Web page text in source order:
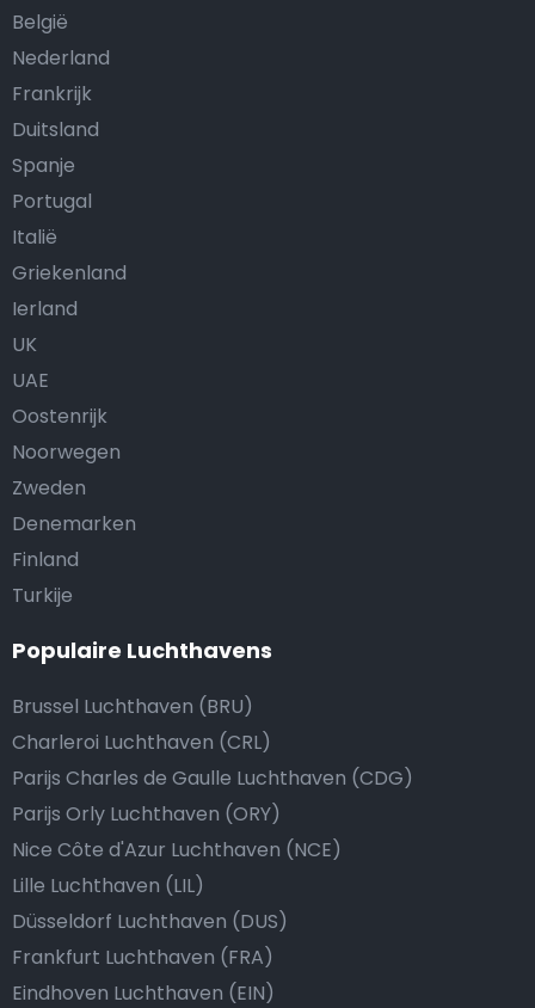
België
Nederland
Frankrijk
Duitsland
Spanje
Portugal
Italië
Griekenland
Ierland
UK
UAE
Oostenrijk
Noorwegen
Zweden
Denemarken
Finland
Turkije
Populaire Luchthavens
Brussel Luchthaven (BRU)
Charleroi Luchthaven (CRL)
Parijs Charles de Gaulle Luchthaven (CDG)
Parijs Orly Luchthaven (ORY)
Nice Côte d'Azur Luchthaven (NCE)
Lille Luchthaven (LIL)
Düsseldorf Luchthaven (DUS)
Frankfurt Luchthaven (FRA)
Eindhoven Luchthaven (EIN)